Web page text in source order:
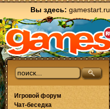
Вы здесь: gamestart.ru
Игровой форум
Чат-беседка